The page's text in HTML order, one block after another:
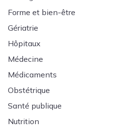
Forme et bien-être
Gériatrie
Hôpitaux
Médecine
Médicaments
Obstétrique
Santé publique
Nutrition